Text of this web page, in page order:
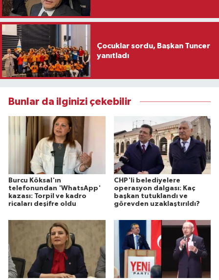
Çocuklar sordu, Başkan Tuncer
yanıtladı
Bunlar da ilginizi çekebilir
Burcu Köksal'ın
telefonundan 'WhatsApp'
kazası: Torpil ve kadro
ricaları deşifre oldu
CHP'li belediyelere
operasyon dalgası: Kaç
başkan tutuklandı ve
görevden uzaklaştırıldı?